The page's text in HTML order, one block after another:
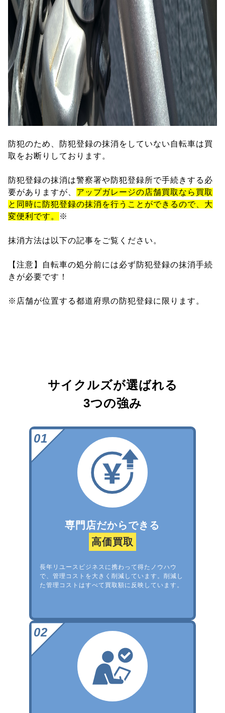
防犯のため、防犯登録の抹消をしていない自転車は買
取をお断りしております。
防犯登録の抹消は警察署や防犯登録所で手続きする必
要がありますが、 アップガレージの店舗買取なら買取
と同時に防犯登録の抹消を行うことができるので、大
変便利です。
※
抹消方法は以下の記事をご覧ください。
【注意】自転車の処分前には必ず防犯登録の抹消手続
きが必要です！
※店舗が位置する都道府県の防犯登録に限ります。
サイクルズが選ばれる
3つの強み
専門店だからできる
高価買取
長年リユースビジネスに携わって得たノウハウ
で、管理コストを大きく削減しています。削減し
た管理コストはすべて買取額に反映しています。